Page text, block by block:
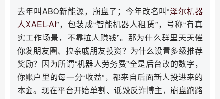
去年叫ABO新能源，崩盘了；今年改名叫“泽尔机器
人XAEL-AI”，包装成“智能机器人租赁”，号称“有真
实工作场景，不靠拉人赚钱”。那为什么群里天天催
你发朋友圈、拉亲戚朋友投资？为什么设置多级推荐
奖励？因为所谓“机器人劳务费”全是后台改的数字，
你账户里的每一分“收益”，都来自后面新人投进来的
本金。现在平台开始单割、诋毁反诈博主，崩盘跑路